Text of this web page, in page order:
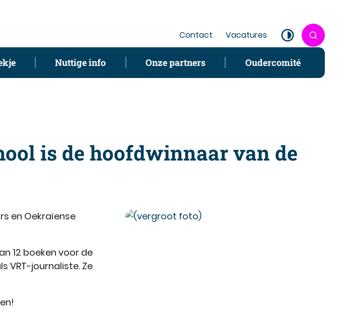
Contact Vacatures Hoog contrast
Zoek
Nuttige info Onze partners Oudercomité
is de hoofdwinnaar van de
en Oekraïense
12 boeken voor de
VRT-journaliste. Ze